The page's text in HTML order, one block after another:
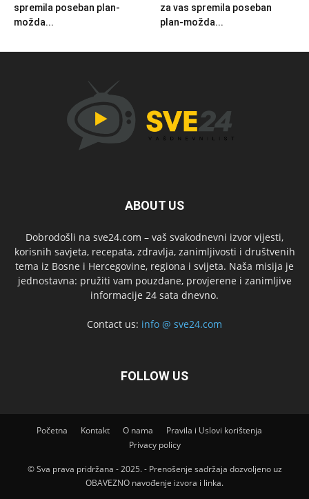
spremila poseban plan-
možda...
za vas spremila poseban
plan-možda...
ABOUT US
Dobrodošli na sve24.com – vaš svakodnevni izvor vijesti,
korisnih savjeta, recepata, zdravlja, zanimljivosti i društvenih
tema iz Bosne i Hercegovine, regiona i svijeta. Naša misija je
jednostavna: pružiti vam pouzdane, provjerene i zanimljive
informacije 24 sata dnevno.
Contact us: info @ sve24.com
FOLLOW US
Početna Kontakt O nama
Pravila i Uslovi korištenja
Privacy policy
© Sva prava pridržana - 2025. - Prenošenje sadržaja dozvoljeno uz
OBAVEZNO navođenje izvora i linka.